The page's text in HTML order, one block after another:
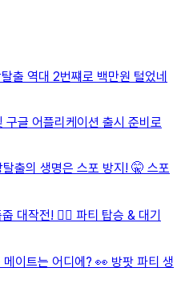
출 역대 2번쨰로 백만원 털었네
글 어플리케이션 출시 준비로
출의 생명은 스포 방지! 🤫 스포
대작전! 🏃‍♂️ 파티 탑승 & 대기
이트는 어디에? 👀 방팟 파티 생